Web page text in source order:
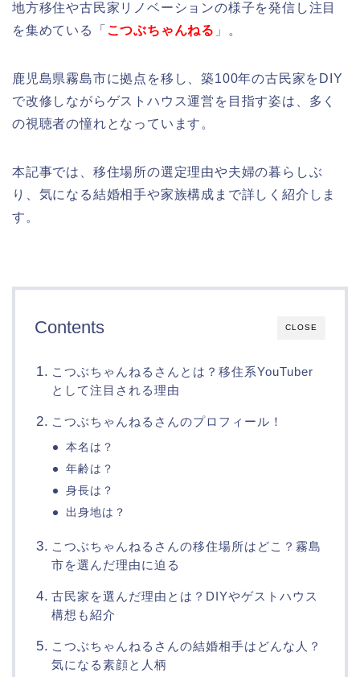
地方移住や古民家リノベーションの様子を発信し注目
を集めている「 こつぶちゃんねる 」。
鹿児島県霧島市に拠点を移し、築100年の古民家をDIY
で改修しながらゲストハウス運営を目指す姿は、多く
の視聴者の憧れとなっています。
本記事では、移住場所の選定理由や夫婦の暮らしぶ
り、気になる結婚相手や家族構成まで詳しく紹介しま
す。
CLOSE
Contents
こつぶちゃんねるさんとは？移住系YouTuber
として注目される理由
こつぶちゃんねるさんのプロフィール！
本名は？
年齢は？
身長は？
出身地は？
こつぶちゃんねるさんの移住場所はどこ？霧島
市を選んだ理由に迫る
古民家を選んだ理由とは？DIYやゲストハウス
構想も紹介
こつぶちゃんねるさんの結婚相手はどんな人？
気になる素顔と人柄